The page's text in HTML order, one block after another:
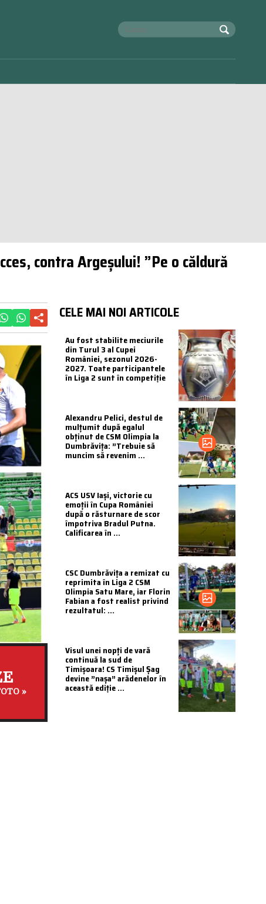
contra Argeșului! ”Pe o căldură
»
CELE MAI NOI ARTICOLE
Au fost stabilite meciurile
din Turul 3 al Cupei
României, sezonul 2026-
2027. Toate participantele
în Liga 2 sunt în competiție
Alexandru Pelici, destul de
mulțumit după egalul
obținut de CSM Olimpia la
Dumbrăvița: ”Trebuie să
muncim să revenim ...
ACS USV Iași, victorie cu
emoții în Cupa României
după o răsturnare de scor
împotriva Bradul Putna.
Calificarea în ...
CSC Dumbrăvița a remizat cu
reprimita în Liga 2 CSM
Olimpia Satu Mare, iar Florin
Fabian a fost realist privind
rezultatul: ...
Visul unei nopți de vară
continuă la sud de
Timișoara! CS Timișul Șag
devine ”nașa” arădenelor în
această ediție ...